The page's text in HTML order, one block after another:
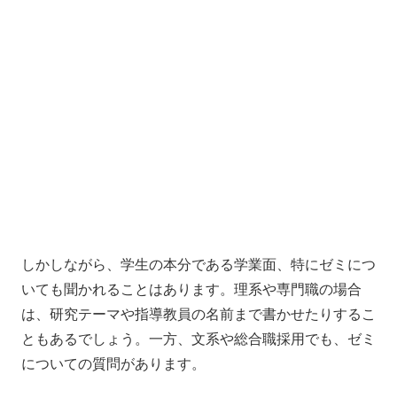
しかしながら、学生の本分である学業面、特にゼミにつ
いても聞かれることはあります。理系や専門職の場合
は、研究テーマや指導教員の名前まで書かせたりするこ
ともあるでしょう。一方、文系や総合職採用でも、ゼミ
についての質問があります。